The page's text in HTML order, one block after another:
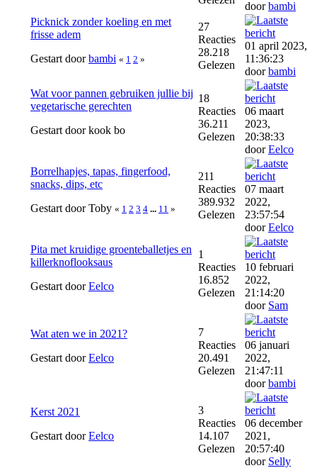
doorbambi
Picknick zonder koeling en met
frisse adem
Gestart doorbambi « 1 2 »
27
Reacties
28.218
Gelezen
01 april 2023,
11:36:23
doorbambi
Wat voor pannen gebruiken jullie bij
vegetarische gerechten
Gestart door kook bo
18
Reacties
36.211
Gelezen
06 maart
2023,
20:38:33
doorEelco
Borrelhapjes, tapas, fingerfood,
snacks, dips, etc
Gestart door Toby « 1 2 3 4 ... 11 »
211
Reacties
389.932
Gelezen
07 maart
2022,
23:57:54
doorEelco
Pita met kruidige groenteballetjes en
killerknoflooksaus
Gestart doorEelco
1
Reacties
16.852
Gelezen
10 februari
2022,
21:14:20
door Sam
Wat aten we in 2021?
Gestart doorEelco
7
Reacties
20.491
Gelezen
06 januari
2022,
21:47:11
doorbambi
Kerst 2021
Gestart doorEelco
3
Reacties
14.107
Gelezen
06 december
2021,
20:57:40
door Selly